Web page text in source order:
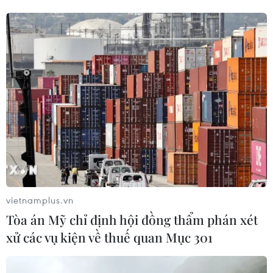
phải đóng cửa
04/08/2026 07:04
Bộ Tư pháp Mỹ mở chiến dịch thu
hồi quốc tịch quy mô lớn
04/08/2026 06:14
Trưng bày tư liệu “Chủ tịch Hồ Chí
Minh - Tổng tư lệnh Fidel Castro:
Nghĩa tình son sắt đặc biệt"
04/08/2026 06:06
Mỹ bắt đầu áp dụng chính sách ký
quỹ thị thực mới, ảnh hưởng tới hàng
vietnamplus.vn
Tòa án Mỹ chỉ định hội đồng thẩm phán xét
xử các vụ kiện về thuế quan Mục 301